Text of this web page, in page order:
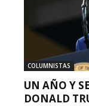
COLUMNISTAS
UN AÑO Y
DONALD